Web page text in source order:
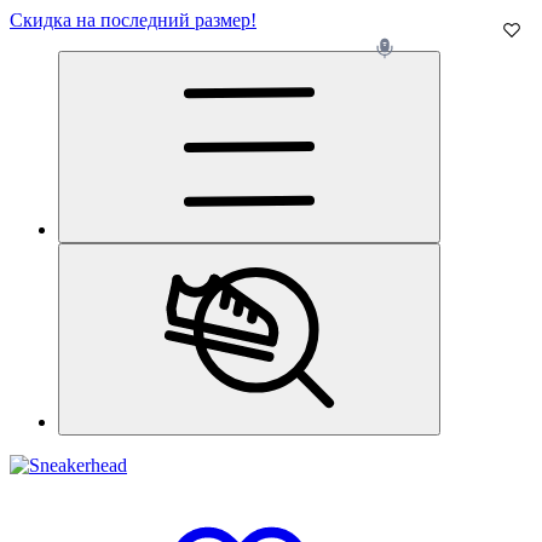
Скидка на последний размер!